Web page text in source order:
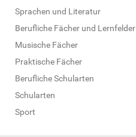
Sprachen und Literatur
Berufliche Fächer und Lernfelder
Musische Fächer
Praktische Fächer
Berufliche Schularten
Schularten
Sport